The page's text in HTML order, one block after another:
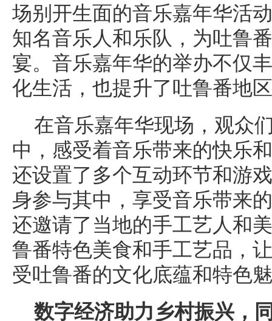
场别开生面的音乐嘉年华活
知名音乐人和乐队，为吐鲁
宴。音乐嘉年华的举办不仅
化生活，也提升了吐鲁番地
在音乐嘉年华现场，观众
中，感受着音乐带来的快乐
还设置了多个互动环节和游
身参与其中，享受音乐带来
还邀请了当地的手工艺人和
鲁番特色美食和手工艺品，
受吐鲁番的文化底蕴和特色
数字经济助力乡村振兴，